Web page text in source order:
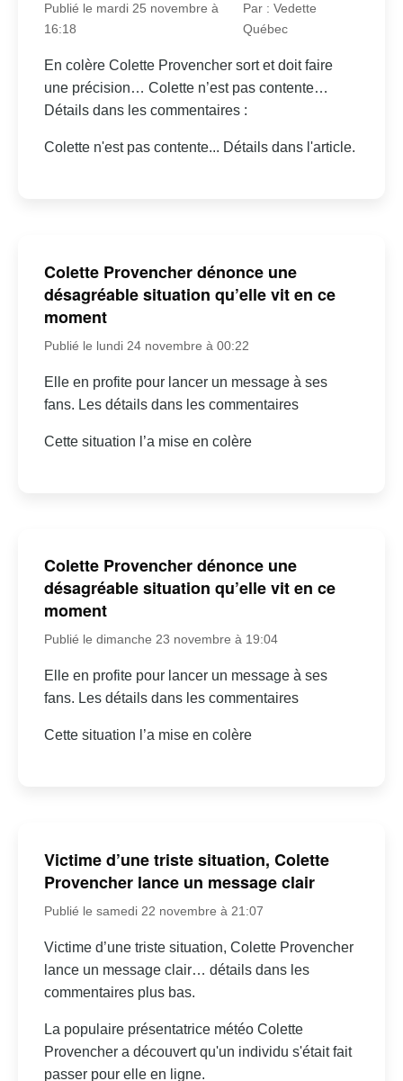
Publié le mardi 25 novembre à
16:18
Par : Vedette
Québec
En colère Colette Provencher sort et doit faire
une précision… Colette n’est pas contente…
Détails dans les commentaires :
Colette n'est pas contente... Détails dans l'article.
Colette Provencher dénonce une
désagréable situation qu’elle vit en ce
moment
Publié le lundi 24 novembre à 00:22
Elle en profite pour lancer un message à ses
fans. Les détails dans les commentaires
Cette situation l’a mise en colère
Colette Provencher dénonce une
désagréable situation qu’elle vit en ce
moment
Publié le dimanche 23 novembre à 19:04
Elle en profite pour lancer un message à ses
fans. Les détails dans les commentaires
Cette situation l’a mise en colère
Victime d’une triste situation, Colette
Provencher lance un message clair
Publié le samedi 22 novembre à 21:07
Victime d’une triste situation, Colette Provencher
lance un message clair… détails dans les
commentaires plus bas.
La populaire présentatrice météo Colette
Provencher a découvert qu'un individu s'était fait
passer pour elle en ligne.